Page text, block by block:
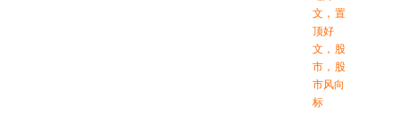
文 ， 置
顶好
文 ， 股
市 ， 股
市风向
标